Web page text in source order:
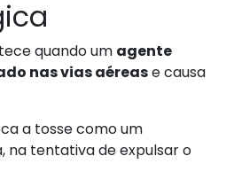
quando um agente
nas vias aérease causa
a tosse como um
na tentativa de expulsar o